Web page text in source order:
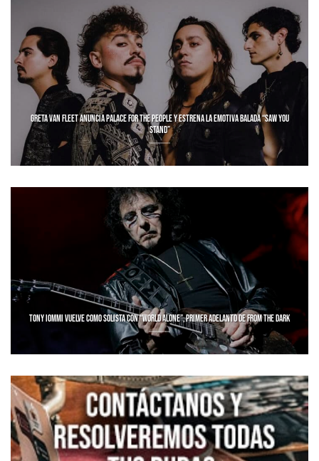
GRETA VAN FLEET ANUNCIA PALACE FOR THE PEOPLE Y ESTRENA LA EMOTIVA BALADA “SAW YOU
STAND”
TONY IOMMI VUELVE COMO SOLISTA CON “WORLD ALONE”, PRIMER ADELANTO DE FROM THE DARK